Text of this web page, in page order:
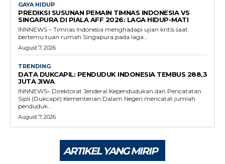
GAYA HIDUP
PREDIKSI SUSUNAN PEMAIN TIMNAS INDONESIA VS
SINGAPURA DI PIALA AFF 2026: LAGA HIDUP-MATI
INNNEWS – Timnas Indonesia menghadapi ujian kritis saat
bertemu tuan rumah Singapura pada laga...
August 7, 2026
TRENDING
DATA DUKCAPIL: PENDUDUK INDONESIA TEMBUS 288,3
JUTA JIWA
INNNEWS– Direktorat Jenderal Kependudukan dan Pencatatan
Sipil (Dukcapil) Kementerian Dalam Negeri mencatat jumlah
penduduk...
August 7, 2026
ARTIKEL YANG MIRIP